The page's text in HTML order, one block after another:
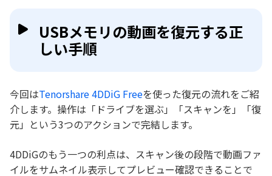
USBメモリの動画を復元する正
しい手順
今回はTenorshare 4DDiG Freeを使った復元の流れをご紹
介します。操作は「ドライブを選ぶ」「スキャンを」「復
元」という3つのアクションで完結します。
4DDiGのもう一つの利点は、スキャン後の段階で動画ファ
イルをサムネイル表示してプレビュー確認できることで